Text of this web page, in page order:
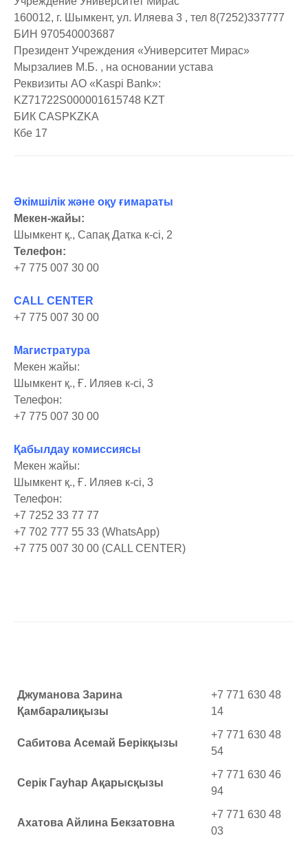
Қабылдау комиссиясының құжаттамасы
Жеке үлгідегі диплом стандарты
секторы
Көркем еңбек және дизайн секторы
Есеп және аудит секторы
Экономика және басқару секторы
Туризм секторы. Қонақжайлылықты басқару
«Рухани Жаңғыру» Бағдарламасы
Психологиялық жеңілдету кабинеті
іс-тәжірибе ұйыдастыру және жұмысқа орналастыру
бөлімі
тіркеу офисі бөлімі
Фотогалереясы
Видеогалереясы
Академиялық адалдық
Оқушы нұсқаулығы
Психологиялық көмек
160012, г. Шымкент, ул. Иляева 3 , тел 8(7252)337777
БИН 970540003687
Президент Учреждения «Университет Мирас»
Мырзалиев М.Б. , на основании устава
Реквизиты АО «Kaspi Bank»:
KZ71722S000001615748 KZT
БИК CASPKZKA
Кбе 17
Әкімшілік және оқу ғимараты
Мекен-жайы:
Шымкент қ., Сапақ Датка к-сі, 2
Телефон:
+7 775 007 30 00
CALL CENTER
+7 775 007 30 00
Магистратура
Мекен жайы:
Шымкент қ., Ғ. Иляев к-сі, 3
Телефон:
+7 775 007 30 00
Қабылдау комиссиясы
Мекен жайы:
Шымкент қ., Ғ. Иляев к-сі, 3
Телефон:
+7 7252 33 77 77
+7 702 777 55 33 (WhatsApp)
+7 775 007 30 00 (CALL CENTER)
Джуманова Зарина
Қамбаралиқызы
+7 771 630 48
14
Сабитова Асемай Берікқызы
+7 771 630 48
54
Серік Гауһар Ақарысқызы
+7 771 630 46
94
Ахатова Айлина Бекзатовна
+7 771 630 48
03